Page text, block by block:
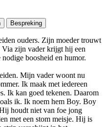
Bespreking
ouders. Zijn moeder trouwt
Via zijn vader krijgt hij een
boosheid en humor.
Mijn vader woont nu
Ik maak met iedereen
Ik kan goed tekenen. Daarom
ik. Ik noem hem Boy. Boy
houdt niet van foe jong
met een stom meisje. Hij is